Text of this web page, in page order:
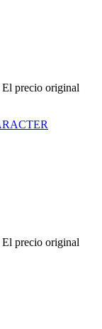
El precio original
El precio original